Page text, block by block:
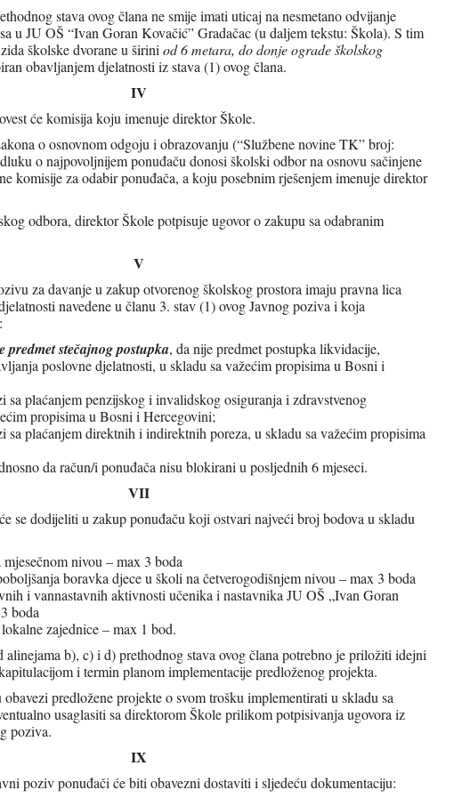
stava ovog člana ne smije imati uticaj na nesmetano odvijanje
u JU OŠ “Ivan Goran Kovačić” Gradačac (u daljem tekstu: Škola). S tim
školske dvorane u širini od 6 metara, do donje ograde školskog
obavljanjem djelatnosti iz stava (1) ovog člana.
IV
će komisija koju imenuje direktor Škole.
o osnovnom odgoju i obrazovanju (“Službene novine TK” broj:
o najpovoljnijem ponuđaču donosi školski odbor na osnovu sačinjene
komisije za odabir ponuđača, a koju posebnim rješenjem imenuje direktor
odbora, direktor Škole potpisuje ugovor o zakupu sa odabranim
V
za davanje u zakup otvorenog školskog prostora imaju pravna lica
navedene u članu 3. stav (1) ovog Javnog poziva i koja
predmet stečajnog postupka, da nije predmet postupka likvidacije,
poslovne djelatnosti, u skladu sa važećim propisima u Bosni i
sa plaćanjem penzijskog i invalidskog osiguranja i zdravstvenog
propisima u Bosni i Hercegovini;
sa plaćanjem direktnih i indirektnih poreza, u skladu sa važećim propisima
da račun/i ponuđača nisu blokirani u posljednih 6 mjeseci.
VII
se dodijeliti u zakup ponuđaču koji ostvari najveći broj bodova u skladu
nivou – max 3 boda
boravka djece u školi na četverogodišnjem nivou – max 3 boda
i vannastavnih aktivnosti učenika i nastavnika JU OŠ „Ivan Goran
boda
zajednice – max 1 bod.
alinejama b), c) i d) prethodnog stava ovog člana potrebno je priložiti idejni
i termin planom implementacije predloženog projekta.
predložene projekte o svom trošku implementirati u skladu sa
usaglasiti sa direktorom Škole prilikom potpisivanja ugovora iz
poziva.
IX
poziv ponuđači će biti obavezni dostaviti i sljedeću dokumentaciju: